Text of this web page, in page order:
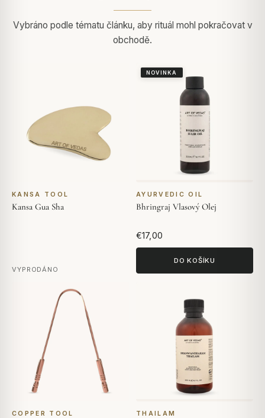
Vybráno podle tématu článku, aby rituál mohl pokračovat v
obchodě.
KANSA TOOL
Kansa Gua Sha
VYPRODÁNO
NOVINKA
AYURVEDIC OIL
Bhringraj Vlasový Olej
€17,00
DO KOŠÍKU
COPPER TOOL THAILAM